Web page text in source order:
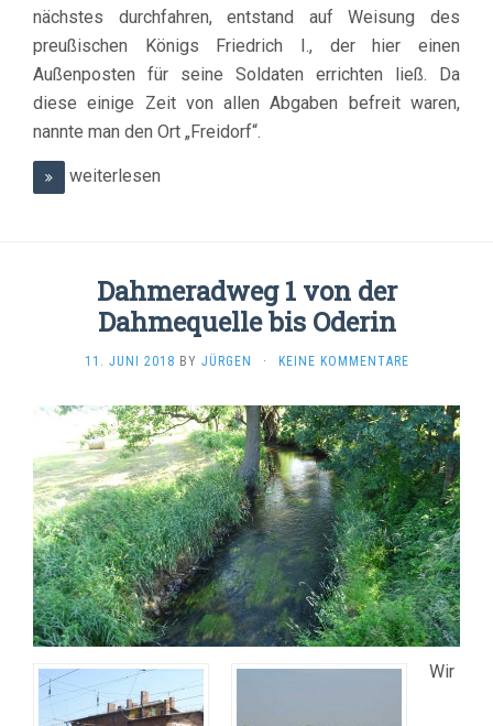
nächstes durchfahren, entstand auf Weisung des
preußischen Königs Friedrich I., der hier einen
Außenposten für seine Soldaten errichten ließ. Da
diese einige Zeit von allen Abgaben befreit waren,
nannte man den Ort „Freidorf“.
weiterlesen
Dahmeradweg 1 von der
Dahmequelle bis Oderin
11. JUNI 2018 BY JÜRGEN · KEINE KOMMENTARE
Wir